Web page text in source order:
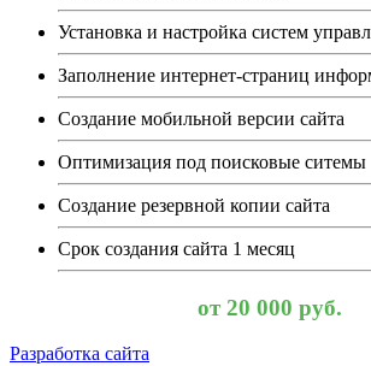
Установка и настройка систем
Заполнение интернет-страниц
Создание мобильной версии сайта
Оптимизация под поисковые ситемы
Создание резервной копии сайта
Срок создания сайта 1 месяц
от 20 000 руб.
Разработка сайта